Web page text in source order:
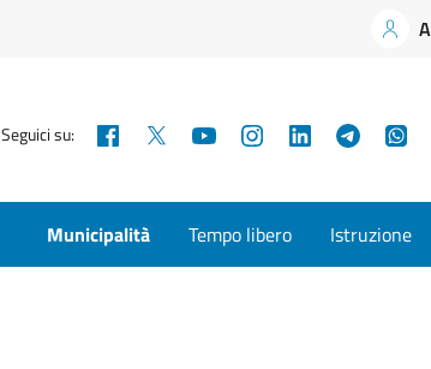
Seguici su: Facebook YouTubeInstagramLinkedIn
Municipalità Tempo libero Istruzione